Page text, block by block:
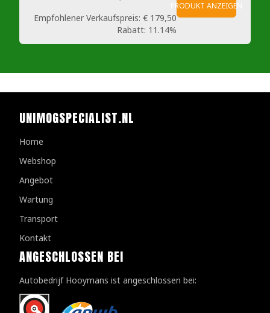
Empfohlener Verkaufspreis: € 179,50
Rabatt: 11.14%
PRODUKT ANZEIGEN
UNIMOGSPECIALIST.NL
Home
Webshop
Angebot
Wartung
Transport
Kontakt
ANGESCHLOSSEN BEI
Autobedrijf Hooymans ist angeschlossen bei: